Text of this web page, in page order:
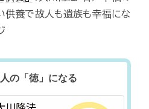
養で故人も遺族も幸福にな
の「徳」になる